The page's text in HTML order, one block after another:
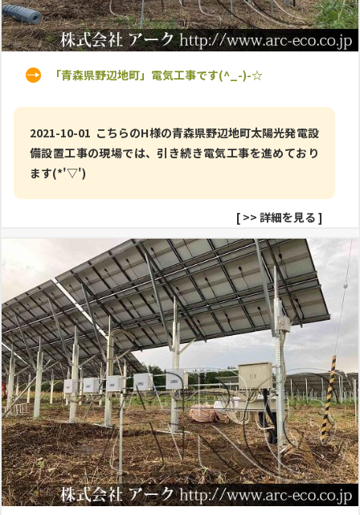
「青森県野辺地町」電気工事です(^_-)-☆
2021-10-01 こちらのH様の青森県野辺地町太陽光発電設
備設置工事の現場では、引き続き電気工事を進めており
ます(*'▽')
[ >> 詳細を見る ]